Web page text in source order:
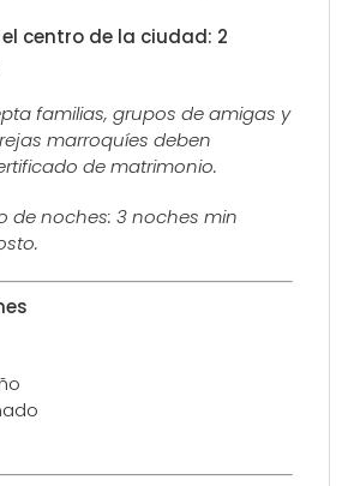
centro de la ciudad: 2
familias, grupos de amigas y
marroquíes deben
de matrimonio.
de noches: 3 noches min